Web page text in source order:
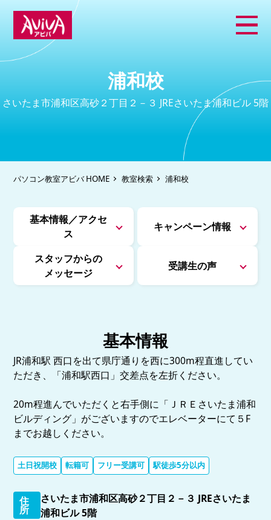
浦和校
さいたま市浦和区高砂２丁目２－３ JREさいたま浦和ビル 5階
パソコン教室アビバ HOME 教室検索 浦和校
基本情報／アクセ
ス
キャンペーン情報
スタッフからの
メッセージ
受講生の声
基本情報
JR浦和駅 西口を出て県庁通りを西に300m程直進してい
ただき、「浦和駅西口」交差点を左折ください。
20m程進んでいただくと右手側に「ＪＲＥさいたま浦和
ビルディング」がございますのでエレベーターにて５F
までお越しください。
土日祝開校 転籍可 フリー受講可 駅徒歩5分以内
住
所
さいたま市浦和区高砂２丁目２－３ JREさいたま
浦和ビル 5階